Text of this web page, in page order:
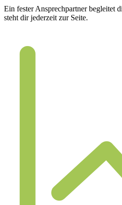
Ein fester Ansprechpartner begleitet
steht dir jederzeit zur Seite.